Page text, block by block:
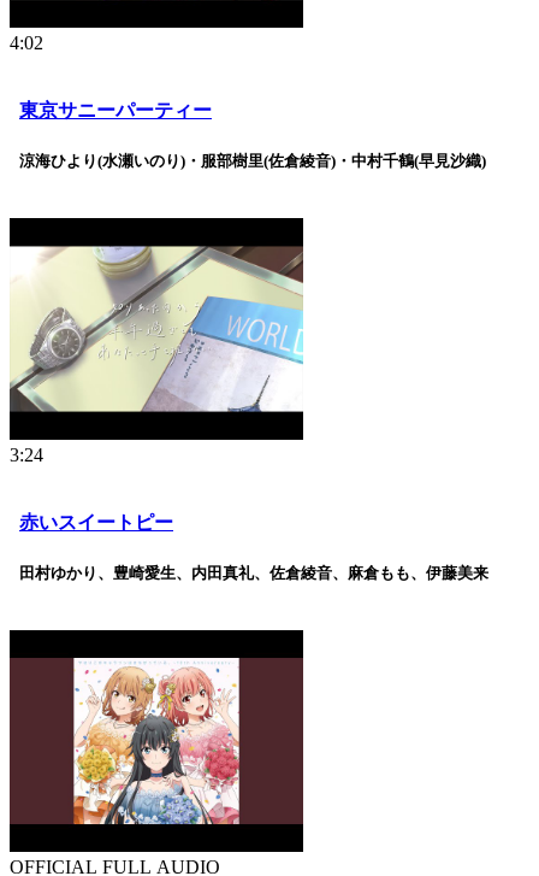
4:02
東京サニーパーティー
涼海ひより(水瀬いのり)・服部樹里(佐倉綾音)・中村千鶴(早見沙織)
3:24
赤いスイートピー
田村ゆかり、豊崎愛生、内田真礼、佐倉綾音、麻倉もも、伊藤美来
OFFICIAL FULL AUDIO